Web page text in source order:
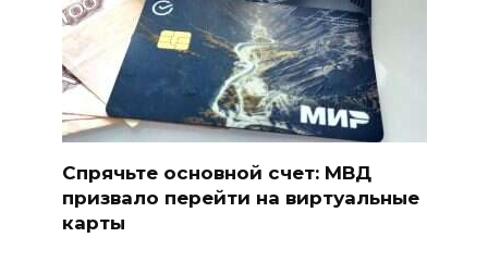
Спрячьте основной счет: МВД
призвало перейти на виртуальные
карты